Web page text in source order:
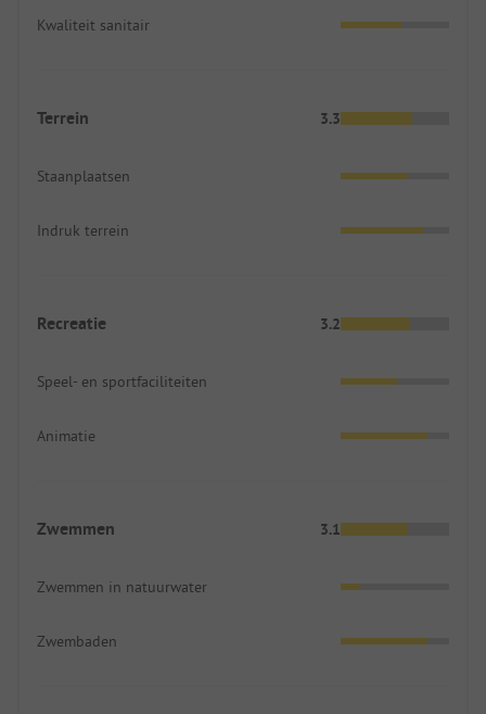
Kwaliteit sanitair
Terrein 3.3
Staanplaatsen
Indruk terrein
Recreatie 3.2
Speel- en sportfaciliteiten
Animatie
Zwemmen 3.1
Zwemmen in natuurwater
Zwembaden